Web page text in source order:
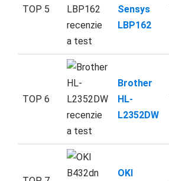
TOP 5
Sensys
LBP162
TOP 6
Brother
HL-
L2352DW
OKI